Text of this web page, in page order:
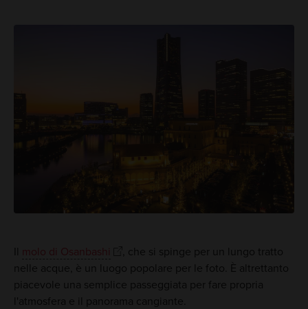
molo di Osanbashi
, che si spinge per un lungo tratto
nelle acque, è un luogo popolare per le foto. È altrettanto
piacevole una semplice passeggiata per fare propria
l'atmosfera e il panorama cangiante.